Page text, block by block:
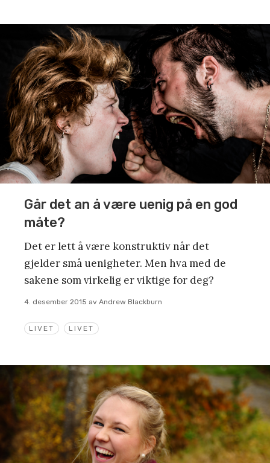
LIVET LIVET
Går det an å være uenig på en god
måte?
Det er lett å være konstruktiv når det
gjelder små uenigheter. Men hva med de
sakene som virkelig er viktige for deg?
4. desember 2015 av Andrew Blackburn